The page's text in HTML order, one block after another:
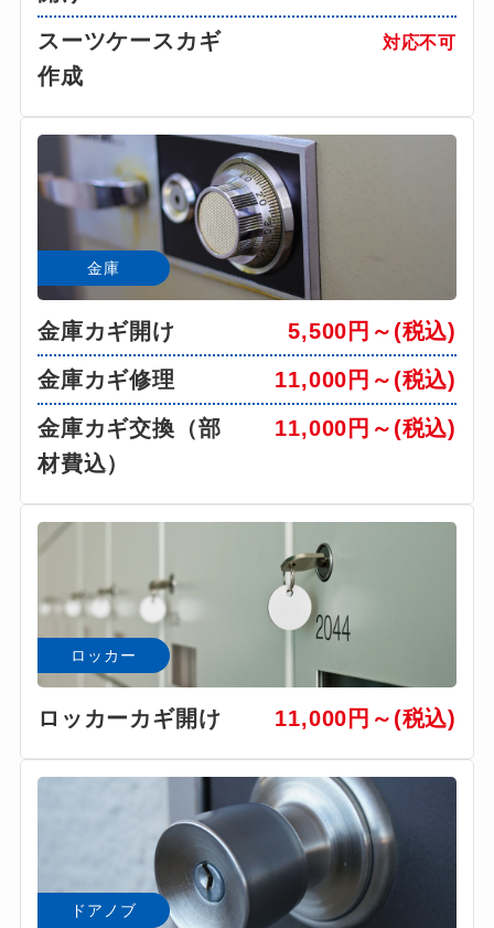
スーツケースカギ
作成
対応不可
金庫
金庫カギ開け
5,500円～(税込)
金庫カギ修理
11,000円～(税込)
金庫カギ交換（部
材費込）
11,000円～(税込)
ロッカー
ロッカーカギ開け 11,000円～(税込)
ドアノブ